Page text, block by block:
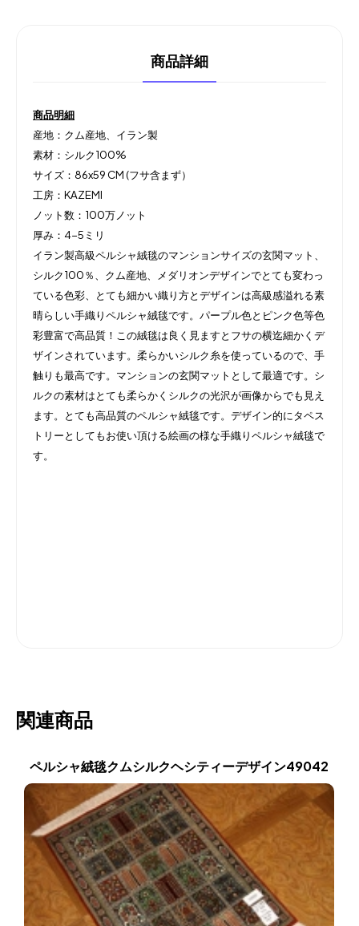
商品詳細
商品明細
産地：クム産地、イラン製
素材：シルク100%
サイズ：86x59 CM (フサ含まず）
工房：KAZEMI
ノット数：100万ノット
厚み：4-5ミリ
イラン製高級ペルシャ絨毯のマンションサイズの玄関マット、
シルク100％、クム産地、メダリオンデザインでとても変わっ
ている色彩、とても細かい織り方とデザインは高級感溢れる素
晴らしい手織りペルシャ絨毯です。パープル色とピンク色等色
彩豊富で高品質！この絨毯は良く見ますとフサの横迄細かくデ
ザインされています。柔らかいシルク糸を使っているので、手
触りも最高です。マンションの玄関マットとして最適です。シ
ルクの素材はとても柔らかくシルクの光沢が画像からでも見え
ます。とても高品質のペルシャ絨毯です。デザイン的にタペス
トリーとしてもお使い頂ける絵画の様な手織りペルシャ絨毯で
す。
関連商品
ペルシャ絨毯クムシルクヘシティーデザイン49042